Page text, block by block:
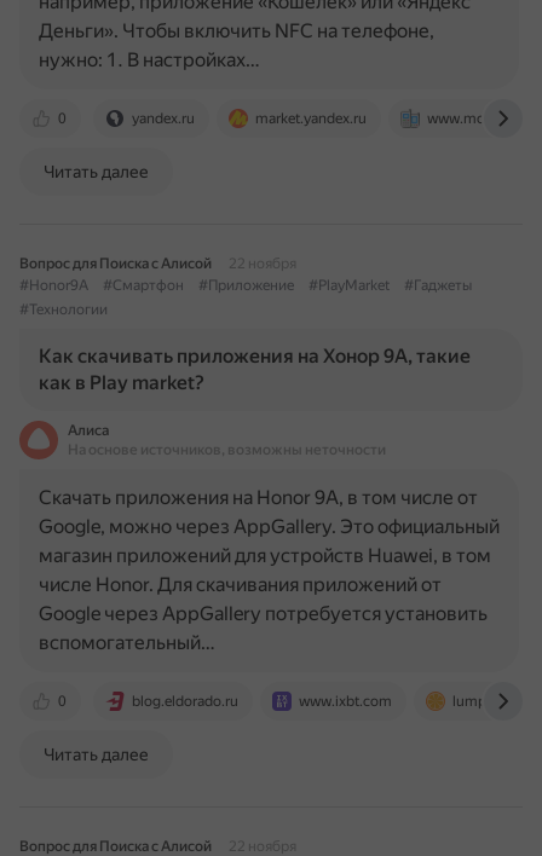
0 yandex.ru market.yandex.ru www.mobime.ru
Деньги». Чтобы включить NFC на телефоне,
нужно: 1. В настройках…
Читать далее
Вопрос для Поиска с Алисой
22 ноября
#Honor9A
#Смартфон #Приложение #PlayMarket
#Гаджеты
#Технологии
Как скачивать приложения на Хонор 9А, такие
как в Play market?
Алиса
На основе источников, возможны неточности
0 blog.eldorado.ru www.ixbt.com lumpics.ru
Скачать приложения на Honor 9A, в том числе от
Google, можно через AppGallery. Это официальный
магазин приложений для устройств Huawei, в том
числе Honor. Для скачивания приложений от
Google через AppGallery потребуется установить
вспомогательный…
Читать далее
Вопрос для Поиска с Алисой
22 ноября